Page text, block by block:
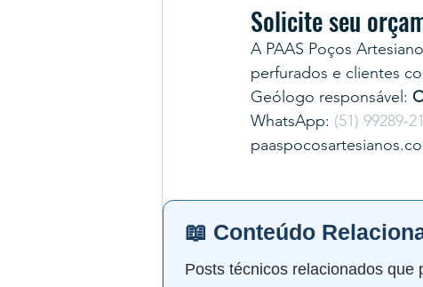
Solicite seu
A PAAS Poços
perfurados e clientes
Geólogo responsável:
WhatsApp: (51) 99289-
📖 Conteúdo
Posts técnicos relacionados que